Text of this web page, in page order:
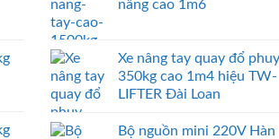
nâng cao 1m6
Xe nâng tay quay đổ phuy
350kg cao 1m4 hiệu TW-
LIFTER Đài Loan
Bộ nguồn mini 220V Hàn